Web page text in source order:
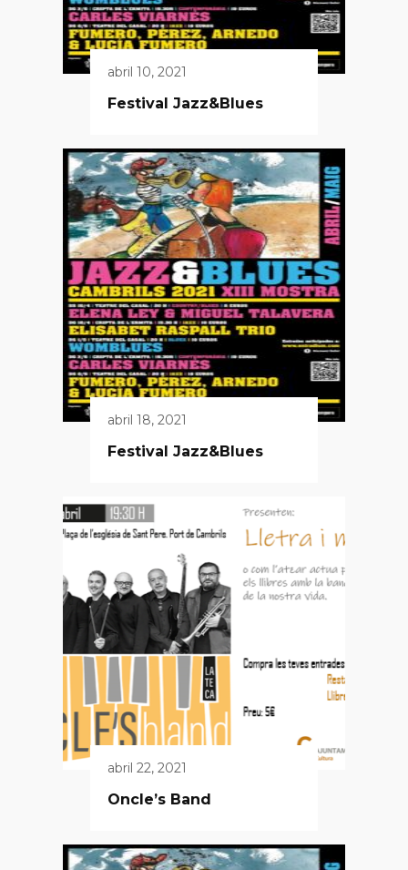
abril 10, 2021
Festival Jazz&Blues
abril 18, 2021
Festival Jazz&Blues
abril 22, 2021
Oncle’s Band